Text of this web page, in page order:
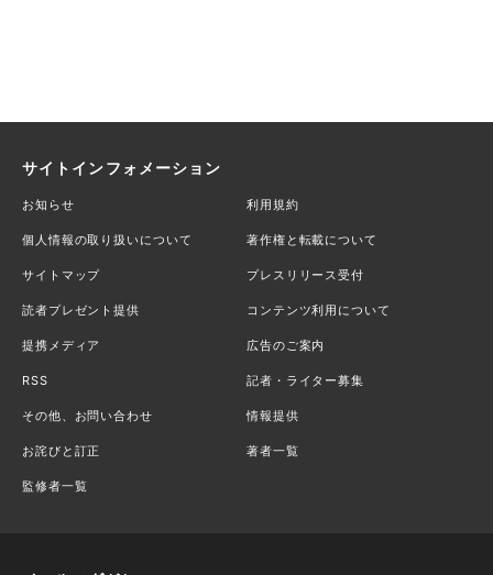
サイトインフォメーション
お知らせ 利用規約
個人情報の取り扱いについて 著作権と転載について
サイトマップ プレスリリース受付
読者プレゼント提供 コンテンツ利用について
提携メディア 広告のご案内
RSS 記者・ライター募集
その他、お問い合わせ 情報提供
お詫びと訂正 著者一覧
監修者一覧